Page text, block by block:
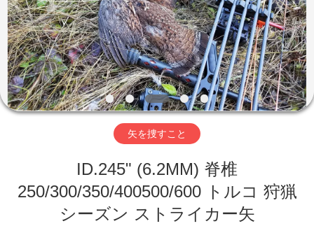
製
品
私
達
い
矢を捜すこと
ID.245" (6.2MM) 脊椎
250/300/350/400500/600 トルコ 狩猟
シーズン ストライカー矢